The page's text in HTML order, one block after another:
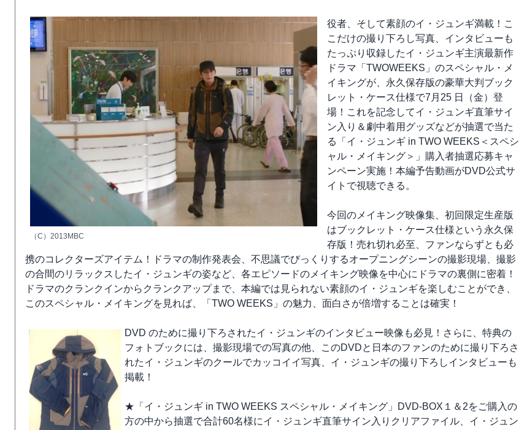
（C）2013MBC
役者、そして素顔のイ・ジュンギ満載！こ
こだけの撮り下ろし写真、インタビューも
たっぷり収録したイ・ジュンギ主演最新作
ドラマ「TWOWEEKS」のスペシャル・メ
イキングが、永久保存版の豪華大判ブック
レット・ケース仕様で7月25 日（金）登
場！これを記念してイ・ジュンギ直筆サイ
ン入り＆劇中着用グッズなどが抽選で当た
る「イ・ジュンギ in TWO WEEKS＜スペシ
ャル・メイキング＞」購入者抽選応募キャ
ンペーン実施！本編予告動画がDVD公式サ
イトで視聴できる。
今回のメイキング映像集、初回限定生産版
はブックレット・ケース仕様という永久保
存版！売れ切れ必至、ファンならずとも必
携のコレクターズアイテム！ドラマの制作発表会、不思議でびっくりするオープニングシーンの撮影現場、撮影
の合間のリラックスしたイ・ジュンギの姿など、各エピソードのメイキング映像を中心にドラマの裏側に密着！
ドラマのクランクインからクランクアップまで、本編では見られない素顔のイ・ジュンギを楽しむことができ、
このスペシャル・メイキングを見れば、「TWO WEEKS」の魅力、面白さが倍増することは確実！
DVD のために撮り下ろされたイ・ジュンギのインタビュー映像も必見！さらに、特典の
フォトブックには、撮影現場での写真の他、このDVDと日本のファンのために撮り下ろさ
れたイ・ジュンギのクールでカッコイイ写真、イ・ジュンギの撮り下ろしインタビューも
掲載！
★「イ・ジュンギ in TWO WEEKS スペシャル・メイキング」DVD-BOX１＆2をご購入の
方の中から抽選で合計60名様にイ・ジュンギ直筆サイン入りクリアファイル、イ・ジュン